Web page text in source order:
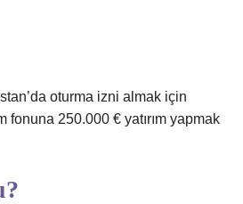
oturma izni almak için
fonuna 250.000 € yatırım yapmak